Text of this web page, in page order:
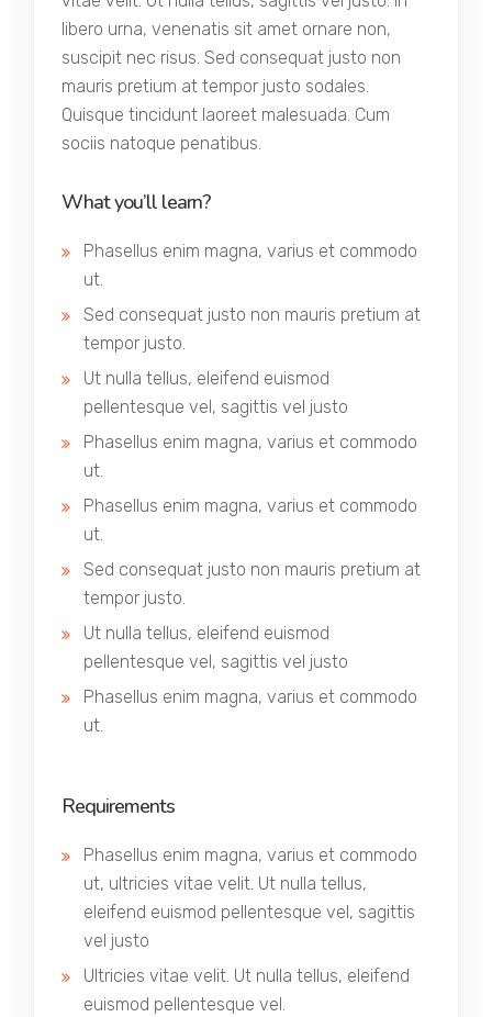
libero urna, venenatis sit amet ornare non,
suscipit nec risus. Sed consequat justo non
mauris pretium at tempor justo sodales.
Quisque tincidunt laoreet malesuada. Cum
sociis natoque penatibus.
What you’ll learn?
Phasellus enim magna, varius et commodo
ut.
Sed consequat justo non mauris pretium at
tempor justo.
Ut nulla tellus, eleifend euismod
pellentesque vel, sagittis vel justo
Phasellus enim magna, varius et commodo
ut.
Phasellus enim magna, varius et commodo
ut.
Sed consequat justo non mauris pretium at
tempor justo.
Ut nulla tellus, eleifend euismod
pellentesque vel, sagittis vel justo
Phasellus enim magna, varius et commodo
ut.
Requirements
Phasellus enim magna, varius et commodo
ut, ultricies vitae velit. Ut nulla tellus,
eleifend euismod pellentesque vel, sagittis
vel justo
Ultricies vitae velit. Ut nulla tellus, eleifend
euismod pellentesque vel.